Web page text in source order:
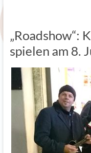
„Roadshow“:
spielen am 8.